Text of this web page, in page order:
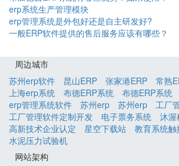
erp系统生产管理模块
erp管理系统是外包好还是自主研发好?
一般ERP软件提供的售后服务应该有哪些？
周边城市
苏州erp软件
昆山ERP 张家港ERP 常熟
上海erp系统
布德ERP系统 布德ERP系统
erp管理系统软件
苏州erp 苏州erp
工厂
工厂管理软件定制开发
电子票务系统
沐渥
高新技术企业认定
星空下载站 教育系统触
水泥压力试验机
网站架构